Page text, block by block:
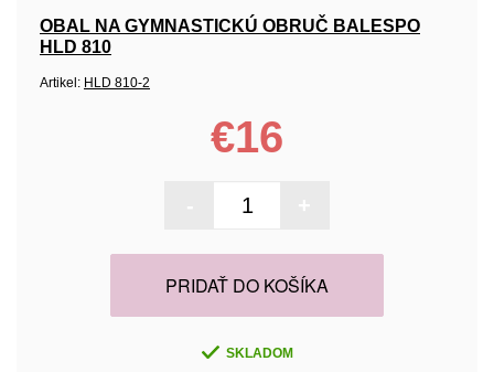
OBAL NA GYMNASTICKÚ OBRUČ BALESPO
HLD 810
Artikel: HLD 810-2
€16
PRIDAŤ DO KOŠÍKA
SKLADOM